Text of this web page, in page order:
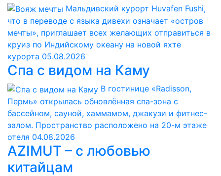
Мальдивский курорт Huvafen Fushi,
что в переводе с языка дивехи означает «остров
мечты», приглашает всех желающих отправиться в
круиз по Индийскому океану на новой яхте
курорта 05.08.2026
Спа с видом на Каму
В гостинице «Radisson,
Пермь» открылась обновлённая спа-зона с
бассейном, сауной, хаммамом, джакузи и фитнес-
залом. Пространство расположено на 20-м этаже
отеля 04.08.2026
AZIMUT – с любовью
китайцам